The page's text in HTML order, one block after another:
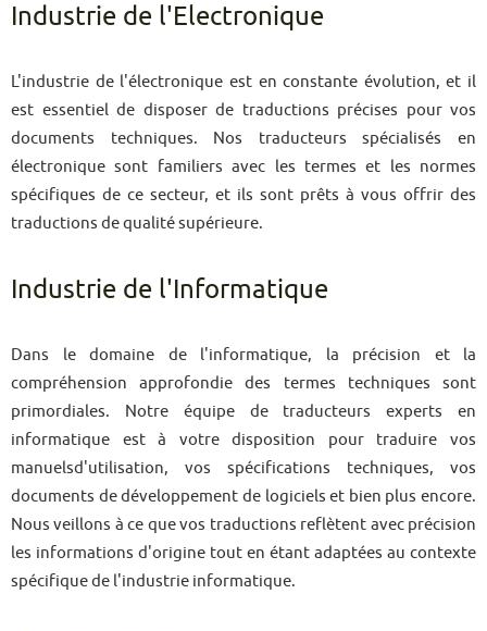
Industrie de l'Electronique
L'industrie de l'électronique est en constante évolution, et il
est essentiel de disposer de traductions précises pour vos
documents techniques. Nos traducteurs spécialisés en
électronique sont familiers avec les termes et les normes
spécifiques de ce secteur, et ils sont prêts à vous offrir des
traductions de qualité supérieure.
Industrie de l'Informatique
Dans le domaine de l'informatique, la précision et la
compréhension approfondie des termes techniques sont
primordiales. Notre équipe de traducteurs experts en
informatique est à votre disposition pour traduire vos
manuelsd'utilisation, vos spécifications techniques, vos
documents de développement de logiciels et bien plus encore.
Nous veillons à ce que vos traductions reflètent avec précision
les informations d'origine tout en étant adaptées au contexte
spécifique de l'industrie informatique.